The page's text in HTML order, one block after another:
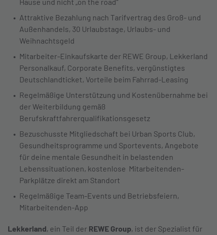
Attraktive Bezahlung nach Tarifvertrag des Groß- und
Außenhandels, 30 Urlaubstage, Urlaubs- und
Weihnachtsgeld
Mitarbeiter-Einkaufskarte der REWE Group, Lekkerland
Personalkauf, Corporate Benefits, vergünstigtes
Deutschlandticket, Vorteile beim Fahrrad-Leasing
Regelmäßige Unterstützung und Kostenübernahme bei
der Weiterbildung gemäß
Berufskraftfahrerqualifikationsgesetz
Bezuschusste Mitgliedschaft bei Urban Sports Club,
Gesundheitsprogramme und Sportevents, Angebote
für deine mentale Gesundheit in belastenden
Lebenssituationen, kostenlose Mitarbeitenden-
Parkplätze direkt am Standort
Regelmäßige Team-Events und Betriebsfeiern,
Mitarbeitenden-App
Lekkerland, ein Teil der REWE Group, ist der Spezialist für